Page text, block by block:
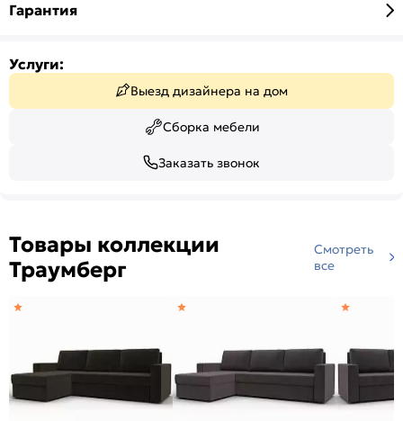
Гарантия
Услуги:
Выезд дизайнера на дом
Сборка мебели
Заказать звонок
Товары коллекции
Траумберг
Смотреть
все